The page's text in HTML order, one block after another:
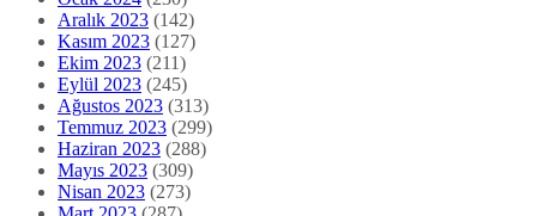
Aralık 2023 (142)
Kasım 2023 (127)
Ekim 2023 (211)
Eylül 2023 (245)
Ağustos 2023 (313)
Temmuz 2023 (299)
Haziran 2023 (288)
Mayıs 2023 (309)
Nisan 2023 (273)